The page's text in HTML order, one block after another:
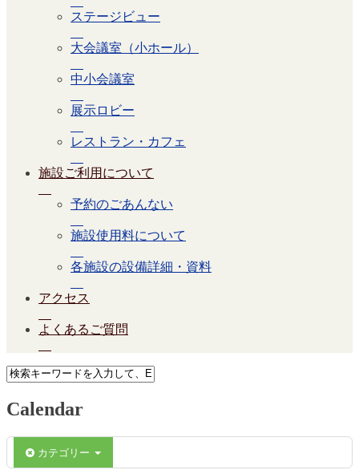
ステージビュー
大会議室（小ホール）
中小会議室
展示ロビー
レストラン・カフェ
施設ご利用について
予約のごあんない
施設使用料について
各施設の設備詳細・資料
アクセス
よくあるご質問
Calendar
カテゴリー